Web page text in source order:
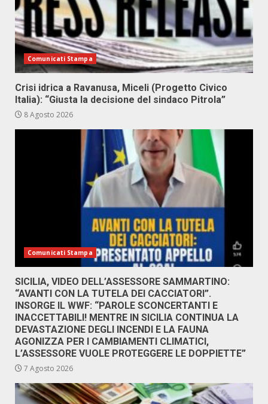
Comunicati Stampa
Crisi idrica a Ravanusa, Miceli (Progetto Civico
Italia): “Giusta la decisione del sindaco Pitrola”
8 Agosto 2026
Comunicati Stampa
SICILIA, VIDEO DELL’ASSESSORE SAMMARTINO:
“AVANTI CON LA TUTELA DEI CACCIATORI”.
INSORGE IL WWF: “PAROLE SCONCERTANTI E
INACCETTABILI! MENTRE IN SICILIA CONTINUA LA
DEVASTAZIONE DEGLI INCENDI E LA FAUNA
AGONIZZA PER I CAMBIAMENTI CLIMATICI,
L’ASSESSORE VUOLE PROTEGGERE LE DOPPIETTE”
7 Agosto 2026